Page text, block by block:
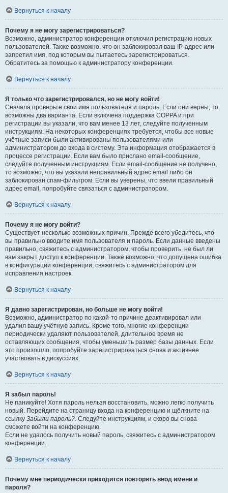
Вернуться к началу
Почему я не могу зарегистрироваться?
Возможно, администратор конференции отключил регистрацию новых
пользователей. Также возможно, что он заблокировал ваш IP-адрес или
запретил имя, под которым вы пытаетесь зарегистрироваться.
Обратитесь за помощью к администратору конференции.
Вернуться к началу
Я только что зарегистрировался, но не могу войти!
Сначала проверьте свои имя пользователя и пароль. Если они верны, то
возможны два варианта. Если включена поддержка COPPA и при
регистрации вы указали, что вам менее 13 лет, следуйте полученным
инструкциям. На некоторых конференциях требуется, чтобы все новые
учётные записи были активированы пользователями или
администратором до входа в систему. Эта информация отображается в
процессе регистрации. Если вам было прислано email-сообщение,
следуйте полученным инструкциям. Если email-сообщение не получено,
то возможно, что вы указали неправильный адрес email либо он
заблокирован спам-фильтром. Если вы уверены, что ввели правильный
адрес email, попробуйте связаться с администратором.
Вернуться к началу
Почему я не могу войти?
Существует несколько возможных причин. Прежде всего убедитесь, что
вы правильно вводите имя пользователя и пароль. Если данные введены
правильно, свяжитесь с администратором, чтобы проверить, не был ли
вам закрыт доступ к конференции. Также возможно, что допущена ошибка
в конфигурации конференции, свяжитесь с администратором для
исправления настроек.
Вернуться к началу
Я давно зарегистрирован, но больше не могу войти!
Возможно, администратор по какой-то причине деактивировал или
удалил вашу учётную запись. Кроме того, многие конференции
периодически удаляют пользователей, длительное время не
оставляющих сообщения, чтобы уменьшить размер базы данных. Если
это произошло, попробуйте зарегистрироваться снова и активнее
участвовать в дискуссиях.
Вернуться к началу
Я забыл пароль!
Не паникуйте! Хотя пароль нельзя восстановить, можно легко получить
новый. Перейдите на страницу входа на конференцию и щёлкните на
ссылку Забыли пароль?. Следуйте инструкциям, и скоро вы снова
сможете войти на конференцию.
Если не удалось получить новый пароль, свяжитесь с администратором
конференции.
Вернуться к началу
Почему мне периодически приходится повторять ввод имени и
пароля?